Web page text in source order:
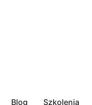
Blog Szkolenia